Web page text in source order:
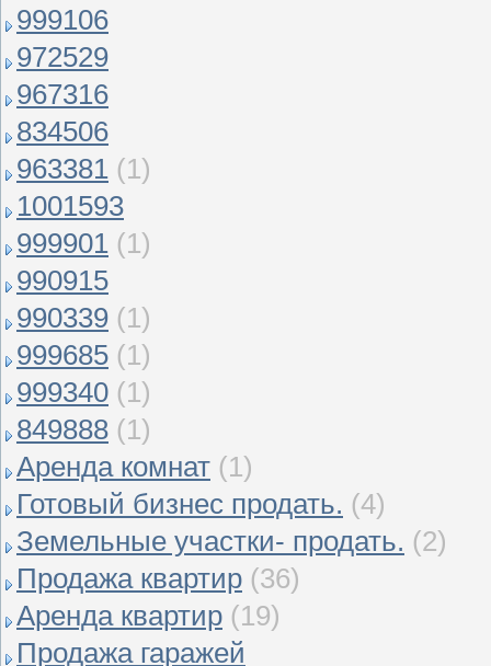
999106
972529
967316
834506
963381 (1)
1001593
999901 (1)
990915
990339 (1)
999685 (1)
999340 (1)
849888 (1)
Аренда комнат (1)
Готовый бизнес продать. (4)
Земельные участки- продать. (2)
Продажа квартир (36)
Аренда квартир (19)
Продажа гаражей